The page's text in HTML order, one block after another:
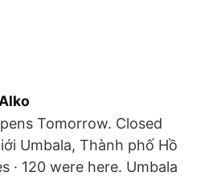
Tomorrow. Closed
Umbala, Thành phố Hồ
· 120 were here. Umbala